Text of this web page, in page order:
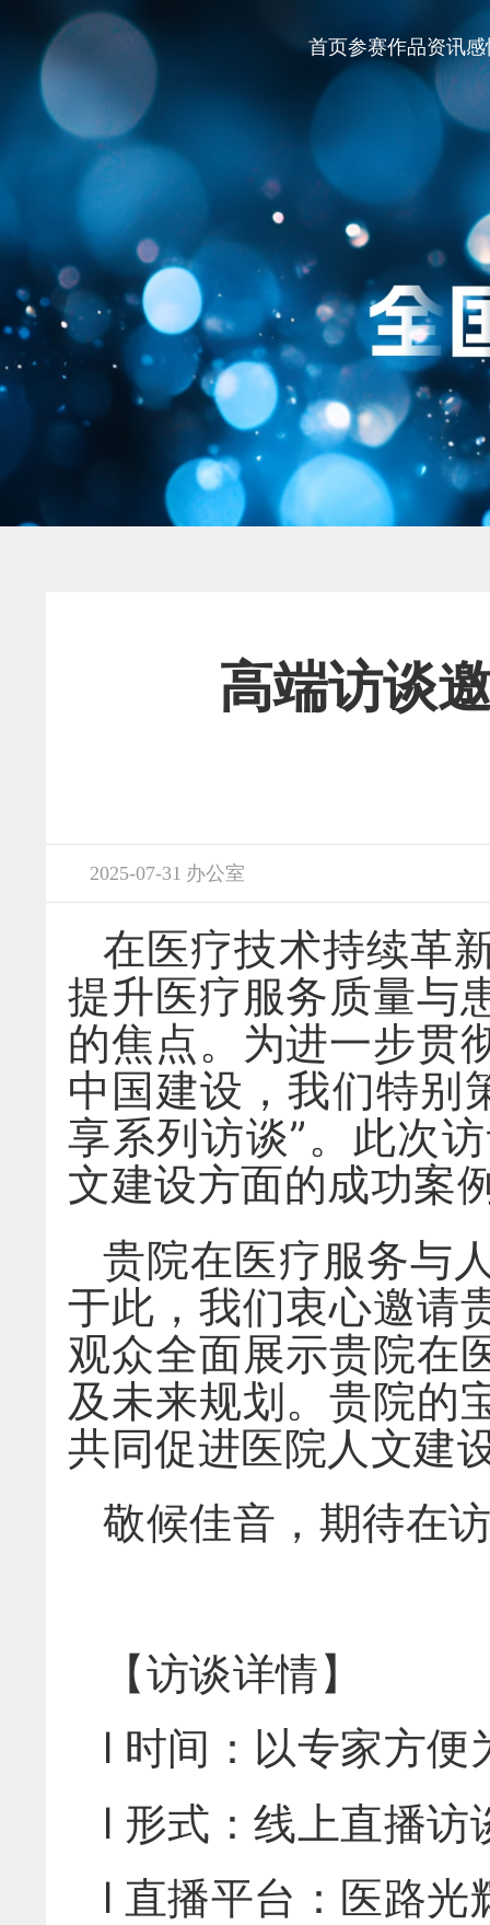
首页参赛作品资讯感
高端访谈
2025-07-31 办公室
在医疗技术持续革
提升医疗服务质量与
的焦点。为进一步贯
中国建设，我们特
享系列访谈”。此次
文建设方面的成功案
贵院在医疗服务与
于此，我们衷心邀请
观众全面展示贵院在
及未来规划。贵院的
共同促进医院人文建
敬候佳音，期待在
【访谈详情】
l 时间：以专家方
l 形式：线上直播访
l 直播平台：医路光